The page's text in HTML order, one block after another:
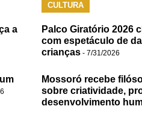
a
CULTURA
Palco Giratório 2026
com espetáculo de
crianças - 7/31/2026
Mossoró recebe
sobre criatividade,
desenvolvimento